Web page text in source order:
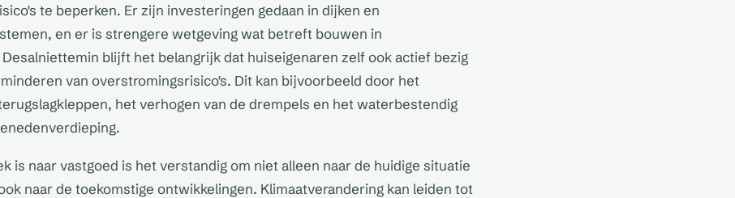
te beperken. Er zijn investeringen gedaan in dijken en
en er is strengere wetgeving wat betreft bouwen in
blijft het belangrijk dat huiseigenaren zelf ook actief bezig
van overstromingsrisico's. Dit kan bijvoorbeeld door het
het verhogen van de drempels en het waterbestendig
is naar vastgoed is het verstandig om niet alleen naar de huidige situatie
naar de toekomstige ontwikkelingen. Klimaatverandering kan leiden tot